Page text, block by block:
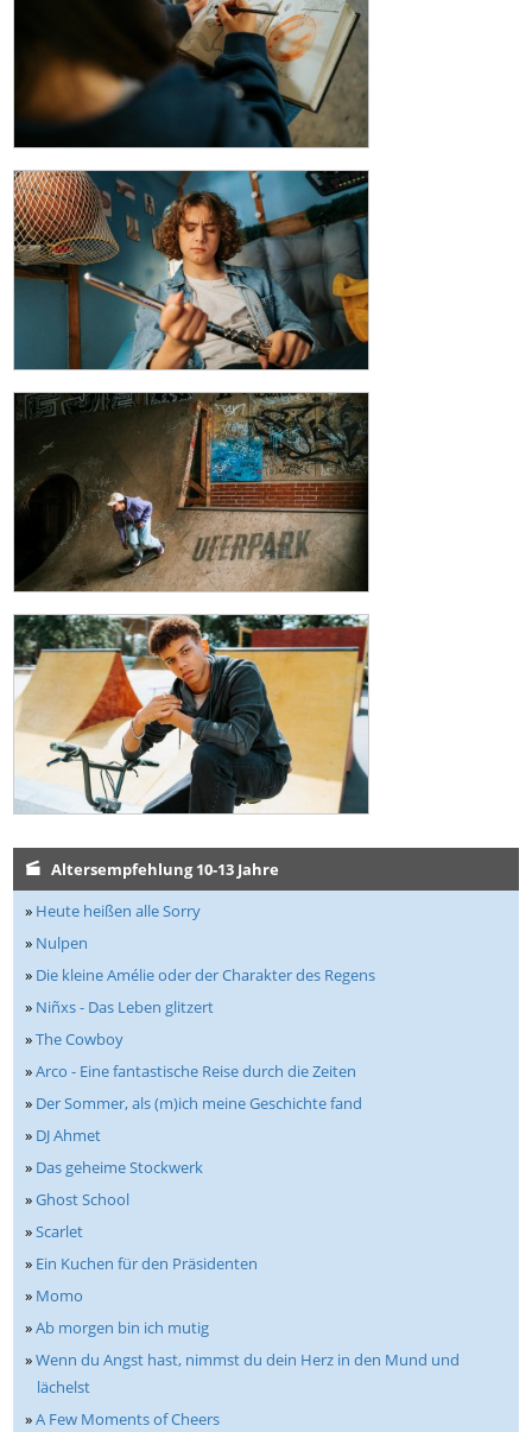
Altersempfehlung 10-13 Jahre
» Heute heißen alle Sorry
» Nulpen
» Die kleine Amélie oder der Charakter des Regens
» Niñxs - Das Leben glitzert
»The Cowboy
»Arco - Eine fantastische Reise durch die Zeiten
» Der Sommer, als (m)ich meine Geschichte fand
» DJ Ahmet
» Das geheime Stockwerk
»Ghost School
»Scarlet
» Ein Kuchen für den Präsidenten
» Momo
»Ab morgen bin ich mutig
»Wenn du Angst hast, nimmst du dein Herz in den Mund und
lächelst
»A Few Moments of Cheers